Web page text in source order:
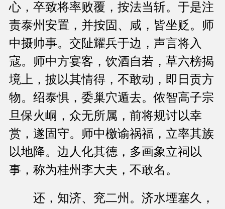
心，卒致将率败覆，按法当斩。于是注
责泰州安置，并按固、咸，皆坐贬。师
中摄帅事。交阯耀兵于边，声言将入
寇。师中方宴客，饮酒自若，草六榜揭
境上，披以其情得，不敢动，即日贡方
物。绍泰惧，委巢穴遁去。侬智高子宗
旦保火峒，众无所属，前将规讨以幸
赏，遂固守。师中檄谕祸福，立率其族
以地降。边人化其德，多画象立祠以
事，称为桂州李大夫，不敢名。
还，知济、兖二州。济水堙塞久，